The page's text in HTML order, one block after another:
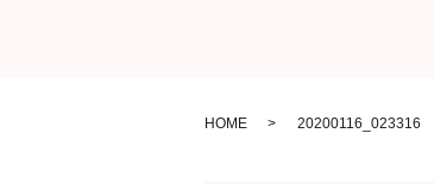
HOME 20200116_023316